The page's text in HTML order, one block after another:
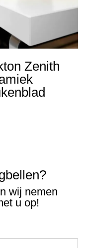
Zenith
wij nemen
u op!